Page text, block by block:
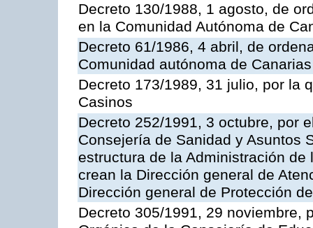
Decreto 130/1988, 1 agosto, de
en la Comunidad Autónoma de
Decreto 61/1986, 4 abril, de
Comunidad autónoma de Canarias
Decreto 173/1989, 31 julio, por la
Casinos
Decreto 252/1991, 3 octubre, por
Consejería de Sanidad y Asuntos
estructura de la Administración
crean la Dirección general de
Dirección general de Protección
Decreto 305/1991, 29 noviembre,